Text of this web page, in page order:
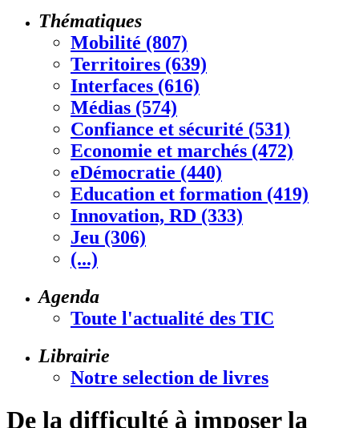
Thématiques
Mobilité (807)
Territoires (639)
Interfaces (616)
Médias (574)
Confiance et sécurité (531)
Economie et marchés (472)
eDémocratie (440)
Education et formation (419)
Innovation, RD (333)
Jeu (306)
(...)
Agenda
Toute l'actualité des TIC
Librairie
Notre selection de livres
De la difficulté à imposer la